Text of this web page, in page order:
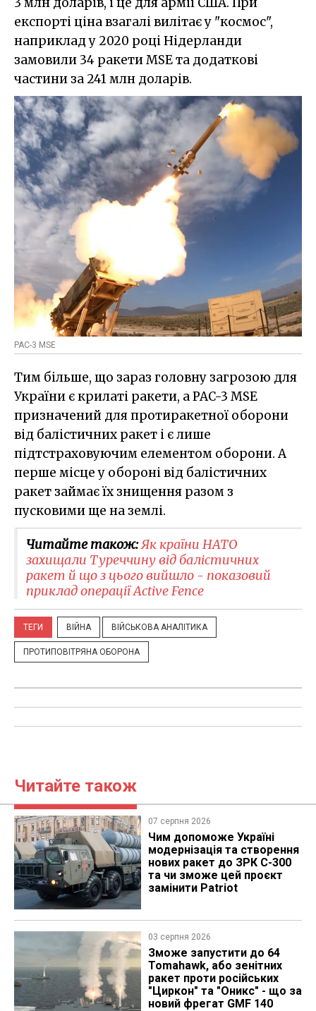
експорті ціна взагалі вилітає у "космос",
наприклад у 2020 році Нідерланди
замовили 34 ракети MSE та додаткові
частини за 241 млн доларів.
PAC-3 MSE
Тим більше, що зараз головну загрозою для
України є крилаті ракети, а PAC-3 MSE
призначений для протиракетної оборони
від балістичних ракет і є лише
підтстраховуючим елементом оборони. А
перше місце у обороні від балістичних
ракет займає їх знищення разом з
пусковими ще на землі.
Читайте також:Як країни НАТО
захищали Туреччину від балістичних
ракет й що з цього вийшло - показовий
приклад операції Active Fence
ТЕГИ ВІЙНА ВІЙСЬКОВА АНАЛІТИКА
ПРОТИПОВІТРЯНА ОБОРОНА
Читайте також
07 серпня 2026
Чим допоможе Україні
модернізація та створення
нових ракет до ЗРК С-300
та чи зможе цей проєкт
замінити Patriot
03 серпня 2026
Зможе запустити до 64
Tomahawk, або зенітних
ракет проти російських
"Циркон" та "Оникс" - що за
новий фрегат GMF 140